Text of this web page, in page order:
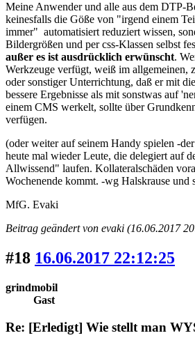
Meine Anwender und alle aus dem DTP-
keinesfalls die Göße von "irgend einem
immer" automatisiert reduziert wissen,
Bildergrößen und per css-Klassen selbst
außer es ist ausdrücklich erwünscht.
Werkzeuge verfügt, weiß im allgemeinen,
oder sonstiger Unterrichtung, daß er mit
bessere Ergebnisse als mit sonstwas auf
einem CMS werkelt, sollte über
verfügen.
(oder weiter auf seinem Handy spielen -
heute mal wieder Leute, die delegiert auf
Allwissend" laufen. Kollateralschäden
Wochenende kommt. -wg Halskrause und
MfG. Evaki
Beitrag geändert von evaki (16.06.2017
#18 16.06.2017 22:12:25
grindmobil
Gast
Re: [Erledigt] Wie stellt man